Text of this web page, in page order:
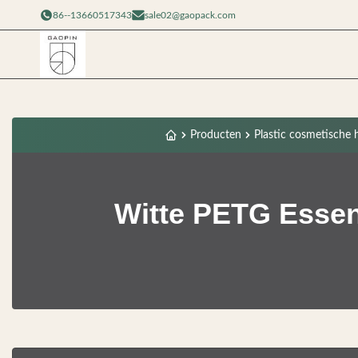
86--13660517343 sale02@gaopack.com
Producten Plastic cosmetische
Witte PETG